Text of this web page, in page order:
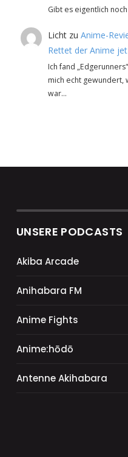
Gibt es eigentlich
Licht zuAnime-
Rettet der Anime
Ich fand
mich echt gewundert,
war…
UNSERE PODCASTS
Akiba Arcade
Anihabara FM
Anime Fights
Anime:hōdō
Antenne Akihabara